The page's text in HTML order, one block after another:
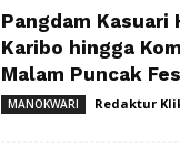
Pangdam Kasuari
Karibo hingga
Malam Puncak
MANOKWARI Redaktur